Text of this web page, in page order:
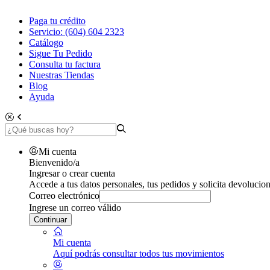
Paga tu crédito
Servicio: (604) 604 2323
Catálogo
Sigue Tu Pedido
Consulta tu factura
Nuestras Tiendas
Blog
Ayuda
Mi cuenta
Bienvenido/a
Ingresar o crear cuenta
Accede a tus datos personales, tus pedidos y solicita
Correo electrónico
Ingrese un correo válido
Continuar
Mi cuenta
Aquí podrás consultar todos tus movimientos